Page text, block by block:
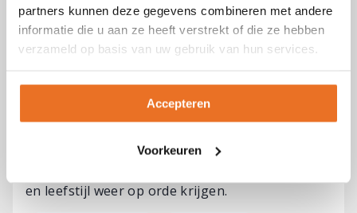
partners kunnen deze gegevens combineren met andere
informatie die u aan ze heeft verstrekt of die ze hebben
verzameld op basis van uw gebruik van hun services.
Accepteren
Voorkeuren
DOCENT VOOR DEZE OPLEIDINGEN
Neurotransmitters
In deze cursus leer je de neurotransmitters
en leefstijl weer op orde krijgen.